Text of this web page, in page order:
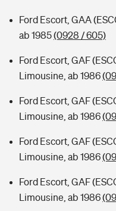
Ford Escort, GAA
ab 1985(0928 / 605)
Ford Escort, GAF
Limousine, ab 1986
Ford Escort, GAF
Limousine, ab 1986
Ford Escort, GAF
Limousine, ab 1986
Ford Escort, GAF
Limousine, ab 1986